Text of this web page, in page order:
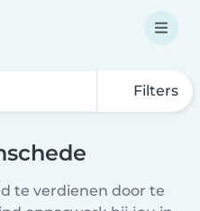
Filters
te verdienen door te